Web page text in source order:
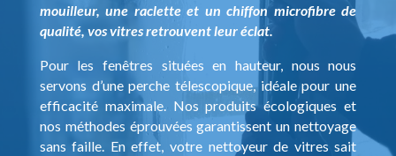
mouilleur, une raclette et un chiffon microfibre de
qualité, vos vitres retrouvent leur éclat.
Pour les fenêtres situées en hauteur, nous nous
servons d’une perche télescopique, idéale pour une
efficacité maximale. Nos produits écologiques et
nos méthodes éprouvées garantissent un nettoyage
sans faille. En effet, votre nettoyeur de vitres sait